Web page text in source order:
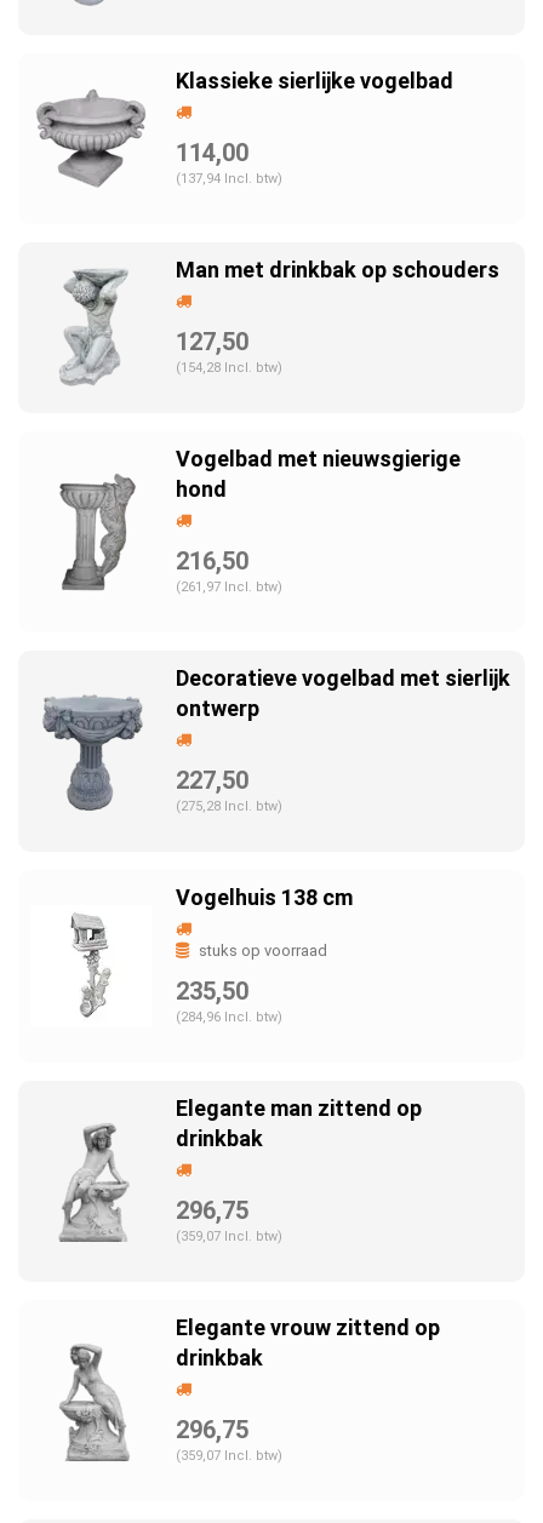
Klassieke sierlijke vogelbad
114,00
(137,94 Incl. btw)
Man met drinkbak op schouders
127,50
(154,28 Incl. btw)
Vogelbad met nieuwsgierige
hond
216,50
(261,97 Incl. btw)
Decoratieve vogelbad met sierlijk
ontwerp
227,50
(275,28 Incl. btw)
Vogelhuis 138 cm
stuks op voorraad
235,50
(284,96 Incl. btw)
Elegante man zittend op
drinkbak
296,75
(359,07 Incl. btw)
Elegante vrouw zittend op
drinkbak
296,75
(359,07 Incl. btw)